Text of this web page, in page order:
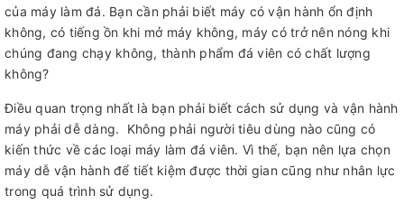
của máy làm đá. Bạn cần phải biết máy có vận hành ổn định
không, có tiếng ồn khi mở máy không, máy có trở nên nóng khi
chúng đang chạy không, thành phẩm đá viên có chất lượng
không?
Điều quan trọng nhất là bạn phải biết cách sử dụng và vận hành
máy phải dễ dàng. Không phải người tiêu dùng nào cũng có
kiến thức về các loại máy làm đá viên. Vì thế, bạn nên lựa chọn
máy dễ vận hành để tiết kiệm được thời gian cũng như nhân lực
trong quá trình sử dụng.